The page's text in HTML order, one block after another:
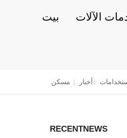
بيت الآلات
مسكن | أخبار |
RECENTNEWS